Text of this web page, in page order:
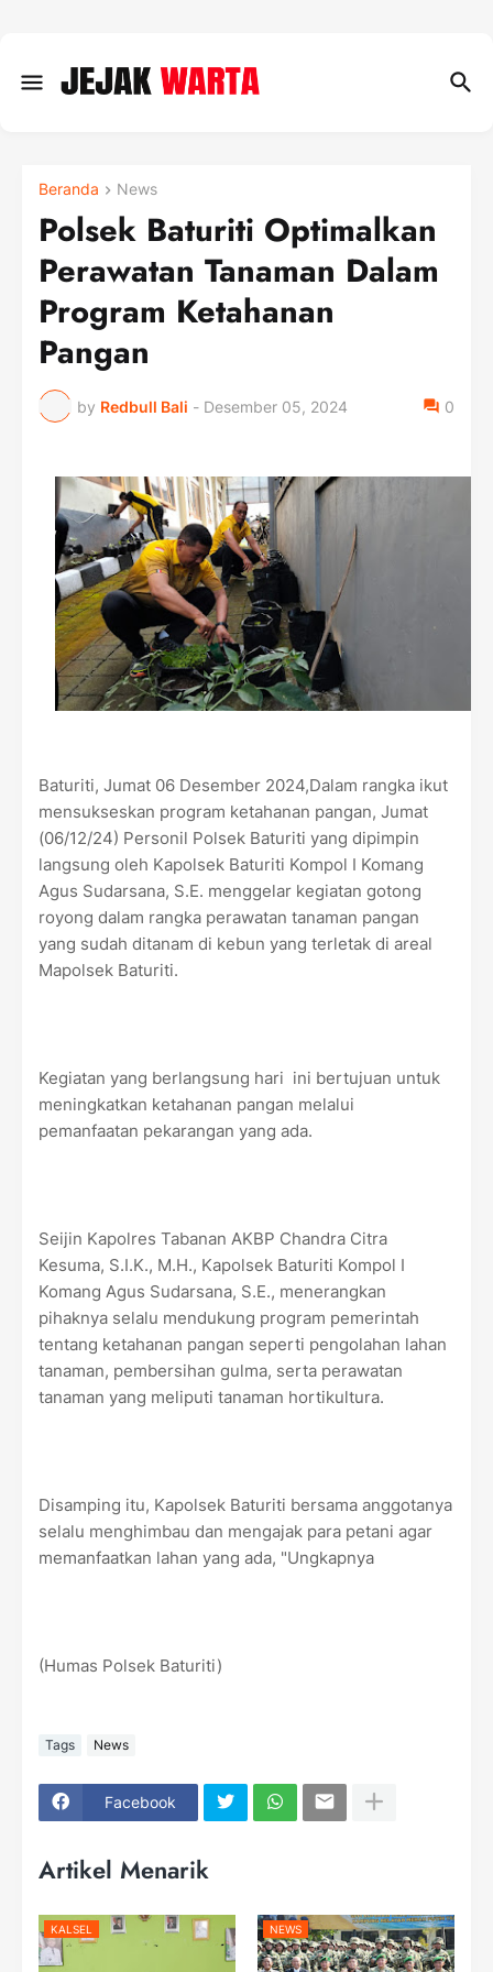
Beranda News
Polsek Baturiti Optimalkan
Perawatan Tanaman Dalam
Program Ketahanan
Pangan
by Redbull Bali - Desember 05, 2024 0
Baturiti, Jumat 06 Desember 2024,Dalam rangka ikut
mensukseskan program ketahanan pangan, Jumat
(06/12/24) Personil Polsek Baturiti yang dipimpin
langsung oleh Kapolsek Baturiti Kompol I Komang
Agus Sudarsana, S.E. menggelar kegiatan gotong
royong dalam rangka perawatan tanaman pangan
yang sudah ditanam di kebun yang terletak di areal
Mapolsek Baturiti.
Kegiatan yang berlangsung hari ini bertujuan untuk
meningkatkan ketahanan pangan melalui
pemanfaatan pekarangan yang ada.
Seijin Kapolres Tabanan AKBP Chandra Citra
Kesuma, S.I.K., M.H., Kapolsek Baturiti Kompol I
Komang Agus Sudarsana, S.E., menerangkan
pihaknya selalu mendukung program pemerintah
tentang ketahanan pangan seperti pengolahan lahan
tanaman, pembersihan gulma, serta perawatan
tanaman yang meliputi tanaman hortikultura.
Disamping itu, Kapolsek Baturiti bersama anggotanya
selalu menghimbau dan mengajak para petani agar
memanfaatkan lahan yang ada, "Ungkapnya
(Humas Polsek Baturiti)
Tags News
Facebook
Artikel Menarik
KALSEL NEWS